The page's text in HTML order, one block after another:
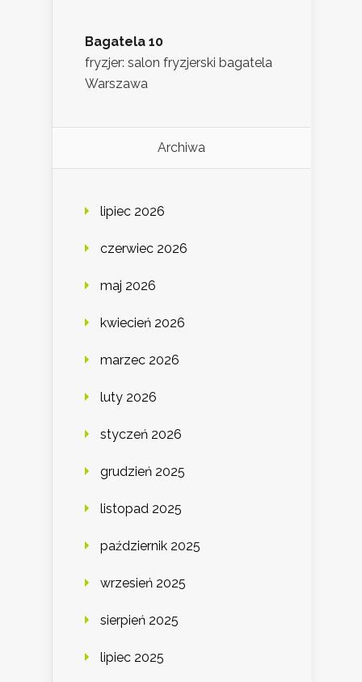
Bagatela 10
fryzjer: salon fryzjerski bagatela
Warszawa
Archiwa
lipiec 2026
czerwiec 2026
maj 2026
kwiecień 2026
marzec 2026
luty 2026
styczeń 2026
grudzień 2025
listopad 2025
październik 2025
wrzesień 2025
sierpień 2025
lipiec 2025